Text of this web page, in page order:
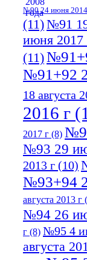
№90 24 июня
(11)№91
июня 2017
(11)
№91+92
18 августа
2016 г
2017 г (8)
№93 29
2013 г (10)
№93+94
августа 2013 г
№94 26
г (8) №95 4
августа